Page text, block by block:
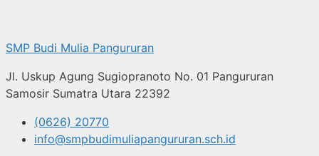
SMP Budi Mulia Pangururan
Jl. Uskup Agung Sugiopranoto No. 01 Pangururan
Samosir Sumatra Utara 22392
(0626) 20770
info@smpbudimuliapangururan.sch.id